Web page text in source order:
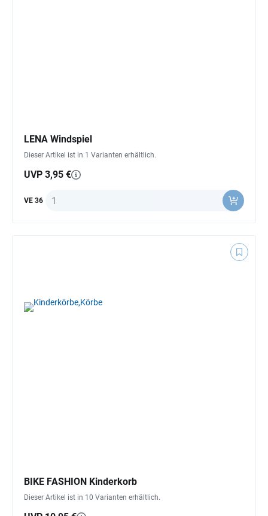
LENA Windspiel
Dieser Artikel ist in 1 Varianten erhältlich.
UVP 3,95 €
VE 36 Anzahl
BIKE FASHION Kinderkorb
Dieser Artikel ist in 10 Varianten erhältlich.